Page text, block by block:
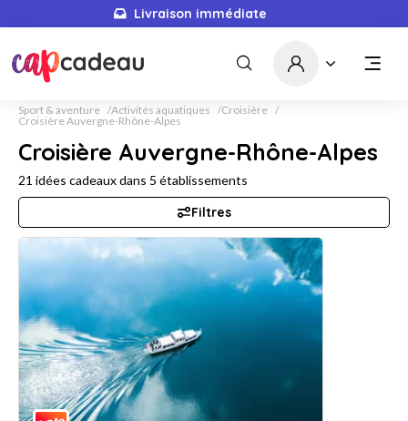
Livraison immédiate
Sport & aventure Activités aquatiques
Croisière
Croisière Auvergne-Rhône-Alpes
Croisière Auvergne-Rhône-Alpes
21 idées cadeaux dans 5 établissements
Filtres